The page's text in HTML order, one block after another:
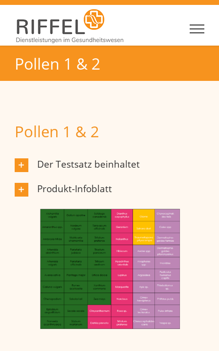
Zum
Inhalt
springen
Pollen 1 & 2
Pollen 1 & 2
Der Testsatz beinhaltet
Produkt-Infoblatt